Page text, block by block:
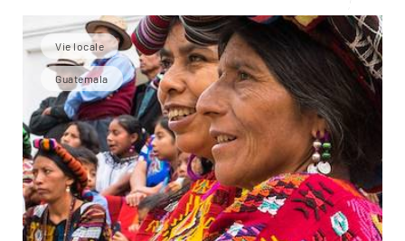
Vie locale
Guatemala